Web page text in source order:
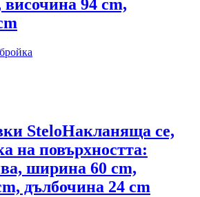
94 cm,
SteloНакланяща се,
на повърхността:
ширина 60 cm,
дълбочина 24 cm